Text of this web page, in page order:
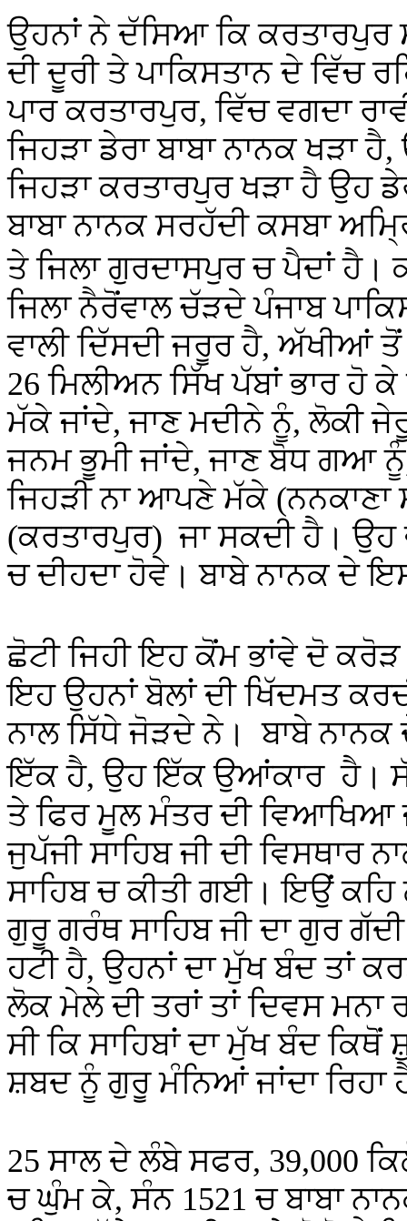
ਉਹਨਾਂ ਨੇ ਦੱਸਿਆ ਕਿ ਕਰਤਾਰਪੁਰ
ਦੀ ਦੂਰੀ ਤੇ ਪਾਕਿਸਤਾਨ ਦੇ ਵਿੱਚ
ਪਾਰ ਕਰਤਾਰਪੁਰ, ਵਿੱਚ ਵਗਦਾ
ਜਿਹੜਾ ਡੇਰਾ ਬਾਬਾ ਨਾਨਕ ਖੜਾ
ਜਿਹੜਾ ਕਰਤਾਰਪੁਰ ਖੜਾ ਹੈ ਉਹ
ਬਾਬਾ ਨਾਨਕ ਸਰਹੱਦੀ ਕਸਬਾ
ਤੇ ਜਿਲਾ ਗੁਰਦਾਸਪੁਰ ਚ ਪੈਦਾਂ ਹੈ।
ਜਿਲਾ ਨੈਰੋਂਵਾਲ ਚੱੜਦੇ ਪੰਜਾਬ
ਵਾਲੀ ਦਿੱਸਦੀ ਜਰੂਰ ਹੈ, ਅੱਖੀਆਂ
26 ਮਿਲੀਅਨ ਸਿੱਖ ਪੱਬਾਂ ਭਾਰ ਹੋ
ਮੱਕੇ ਜਾਂਦੇ, ਜਾਣ ਮਦੀਨੇ ਨੂੰ, ਲੋਕੀ
ਜਨਮ ਭੂਮੀ ਜਾਂਦੇ, ਜਾਣ ਬੋਧ ਗਆ
ਜਿਹੜੀ ਨਾ ਆਪਣੇ ਮੱਕੇ
(ਕਰਤਾਰਪੁਰ) ਜਾ ਸਕਦੀ ਹੈ। ਉਹ
ਚ ਦੀਹਦਾ ਹੋਵੇ। ਬਾਬੇ ਨਾਨਕ ਦੇ
ਛੋਟੀ ਜਿਹੀ ਇਹ ਕੋਂਮ ਭਾਂਵੇ ਦੋ
ਇਹ ਉਹਨਾਂ ਬੋਲਾਂ ਦੀ ਖਿੱਦਮਤ
ਨਾਲ ਸਿੱਧੇ ਜੋੜਦੇ ਨੇ। ਬਾਬੇ
ਇੱਕ ਹੈ, ਉਹ ਇੱਕ ਉਆਂਕਾਰ ਹੈ।
ਤੇ ਫਿਰ ਮੂਲ ਮੰਤਰ ਦੀ ਵਿਆਖਿਆ
ਜੁਪੱਜੀ ਸਾਹਿਬ ਜੀ ਦੀ ਵਿਸਥਾਰ
ਸਾਹਿਬ ਚ ਕੀਤੀ ਗਈ। ਇਉਂ ਕਹਿ
ਗੁਰੂ ਗਰੰਥ ਸਾਹਿਬ ਜੀ ਦਾ ਗੁਰ
ਹਟੀ ਹੈ, ਉਹਨਾਂ ਦਾ ਮੁੱਖ ਬੰਦ ਤਾਂ
ਲੋਕ ਮੇਲੇ ਦੀ ਤਰਾਂ ਤਾਂ ਦਿਵਸ
ਸੀ ਕਿ ਸਾਹਿਬਾਂ ਦਾ ਮੁੱਖ ਬੰਦ
ਸ਼ਬਦ ਨੂੰ ਗੁਰੂ ਮੰਨਿਆਂ ਜਾਂਦਾ ਰਿਹਾ
25 ਸਾਲ ਦੇ ਲੰਬੇ ਸਫਰ, 39,000
ਚ ਘੁੰਮ ਕੇ, ਸੰਨ 1521 ਚ ਬਾਬਾ